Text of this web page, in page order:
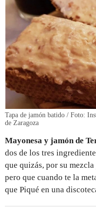
Tapa de jamón batido / Foto:
de Zaragoza
Mayonesa y jamón de
dos de los tres
que quizás, por su
pero que cuando te la
que Piqué en una